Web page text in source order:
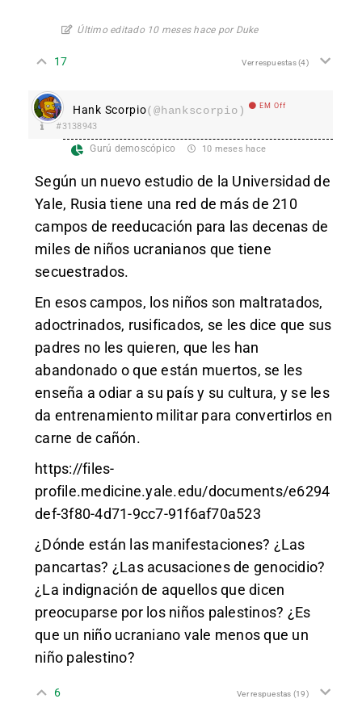
Último editado 10 meses hace por Duke
17 Ver respuestas(4)
Hank Scorpio(@hankscorpio) EM Off
#3138943
Gurú demoscópico 10 meses hace
Según un nuevo estudio de la Universidad de
Yale, Rusia tiene una red de más de 210
campos de reeducación para las decenas de
miles de niños ucranianos que tiene
secuestrados.
En esos campos, los niños son maltratados,
adoctrinados, rusificados, se les dice que sus
padres no les quieren, que les han
abandonado o que están muertos, se les
enseña a odiar a su país y su cultura, y se les
da entrenamiento militar para convertirlos en
carne de cañón.
https://files-
profile.medicine.yale.edu/documents/e6294
def-3f80-4d71-9cc7-91f6af70a523
¿Dónde están las manifestaciones? ¿Las
pancartas? ¿Las acusaciones de genocidio?
¿La indignación de aquellos que dicen
preocuparse por los niños palestinos? ¿Es
que un niño ucraniano vale menos que un
niño palestino?
6 Ver respuestas (19)